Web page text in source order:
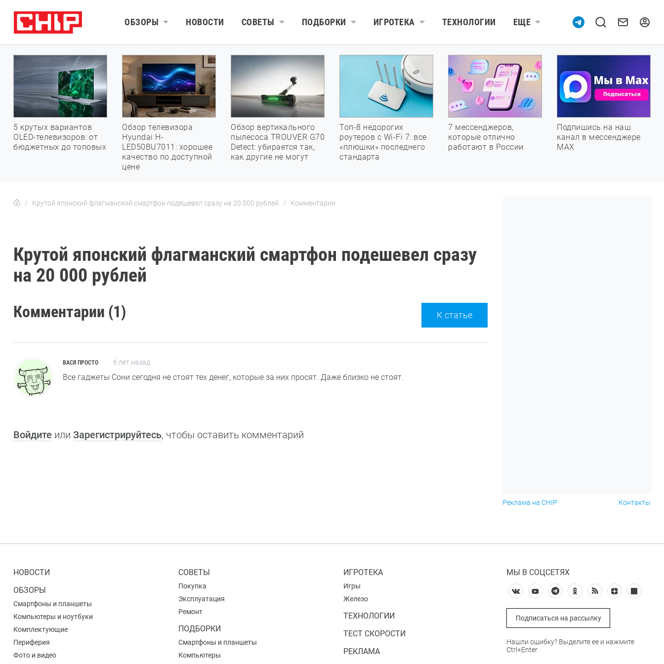
ОБЗОРЫ НОВОСТИ СОВЕТЫ ПОДБОРКИ ИГРОТЕКА ТЕХНОЛОГИИ ЕЩЕ
5 крутых вариантов
OLED-телевизоров: от
бюджетных до топовых
Обзор телевизора
Hyundai H-
LED50BU7011: хорошее
качество по доступной
цене
Обзор вертикального
пылесоса TROUVER G70
Detect: убирается так,
как другие не могут
Топ-8 недорогих
роутеров с Wi-Fi 7: все
«плюшки» последнего
стандарта
7 мессенджеров,
которые отлично
работают в России
Подпишись на наш
канал в мессенджере
МАХ
Крутой японский флагманский смартфон подешевел сразу на 20 000 рублей Комментарии
Крутой японский флагманский смартфон подешевел сразу
на 20 000 рублей
Комментарии (1) К статье
ВАСЯ ПРОСТО 6 лет назад
Все гаджеты Сони сегодня не стоят тех денег, которые за них просят. Даже близко не стоят.
Войдите или Зарегистрируйтесь, чтобы оставить комментарий
Реклама на CHIP Контакты
НОВОСТИ
ОБЗОРЫ
Смартфоны и планшеты
Компьютеры и ноутбуки
Комплектующие
Периферия
Фото и видео
СОВЕТЫ
Покупка
Эксплуатация
Ремонт
ПОДБОРКИ
Смартфоны и планшеты
Компьютеры
ИГРОТЕКА
Игры
Железо
ТЕХНОЛОГИИ
ТЕСТ СКОРОСТИ
РЕКЛАМА
МЫ В СОЦСЕТЯХ
Подписаться на рассылку
Нашли ошибку? Выделите ее и нажмите
Ctrl+Enter